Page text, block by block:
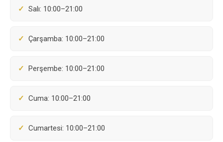
Salı: 10:00–21:00
Çarşamba: 10:00–21:00
Perşembe: 10:00–21:00
Cuma: 10:00–21:00
Cumartesi: 10:00–21:00